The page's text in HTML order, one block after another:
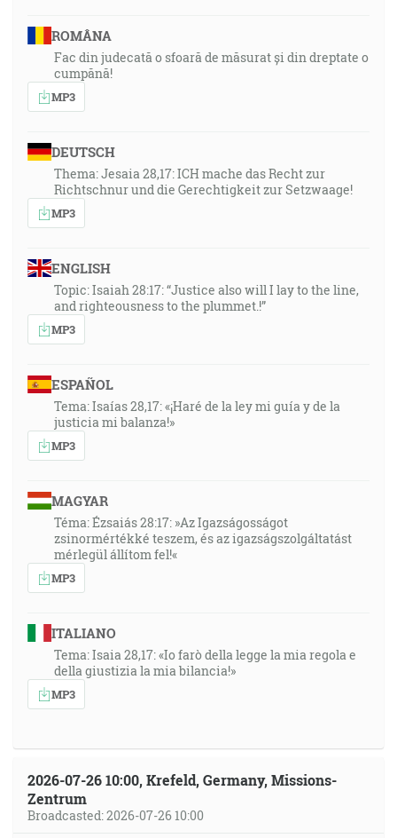
ROMÂNA
Fac din judecată o sfoară de măsurat și din dreptate o
cumpănă!
MP3
DEUTSCH
Thema: Jesaia 28,17: ICH mache das Recht zur
Richtschnur und die Gerechtigkeit zur Setzwaage!
MP3
ENGLISH
Topic: Isaiah 28:17: “Justice also will I lay to the line,
and righteousness to the plummet.!”
MP3
ESPAÑOL
Tema: Isaías 28,17: «¡Haré de la ley mi guía y de la
justicia mi balanza!»
MP3
MAGYAR
Téma: Ézsaiás 28:17: »Az Igazságosságot
zsinormértékké teszem, és az igazságszolgáltatást
mérlegül állítom fel!«
MP3
ITALIANO
Tema: Isaia 28,17: «Io farò della legge la mia regola e
della giustizia la mia bilancia!»
MP3
2026-07-26 10:00, Krefeld, Germany, Missions-
Zentrum
Broadcasted: 2026-07-26 10:00